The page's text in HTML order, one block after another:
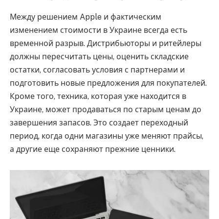
Между решением Apple и фактическим
изменением стоимости в Украине всегда есть
временной разрыв. Дистрибьюторы и ритейлеры
должны пересчитать цены, оценить складские
остатки, согласовать условия с партнерами и
подготовить новые предложения для покупателей.
Кроме того, техника, которая уже находится в
Украине, может продаваться по старым ценам до
завершения запасов. Это создает переходный
период, когда одни магазины уже меняют прайсы,
а другие еще сохраняют прежние ценники.